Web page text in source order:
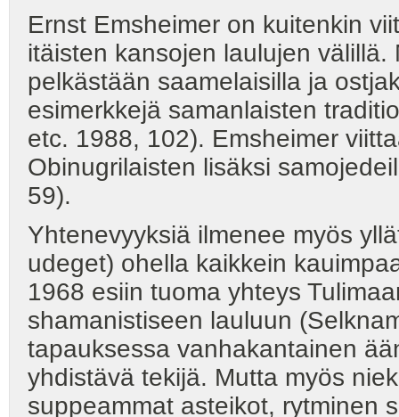
Ernst Emsheimer on kuitenkin
itäisten kansojen laulujen
pelkästään saamelaisilla ja
esimerkkejä samanlaisten
etc. 1988, 102). Emsheimer
Obinugrilaisten lisäksi
59).
Yhtenevyyksiä ilmenee myös
udeget) ohella kaikkein
1968 esiin tuoma yhteys
shamanistiseen lauluun
tapauksessa vanhakantainen
yhdistävä tekijä. Mutta myös
suppeammat asteikot, rytminen